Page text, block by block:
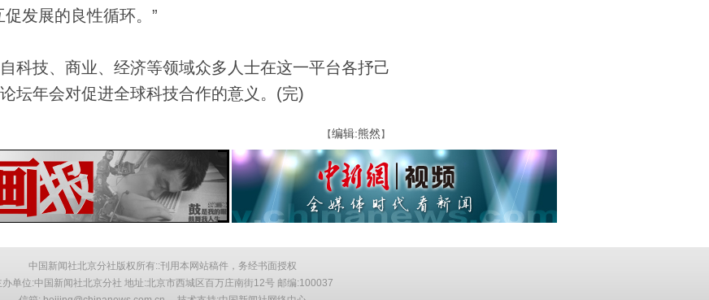
发展的良性循环。”
技、商业、经济等领域众多人士在这一平台各抒己
坛年会对促进全球科技合作的意义。(完)
【编辑:熊然 】
中国新闻社北京分社版权所有::刊用本网站稿件，务经书面授权
办单位:中国新闻社北京分社 地址:北京市西城区百万庄南街12号 邮编:100037